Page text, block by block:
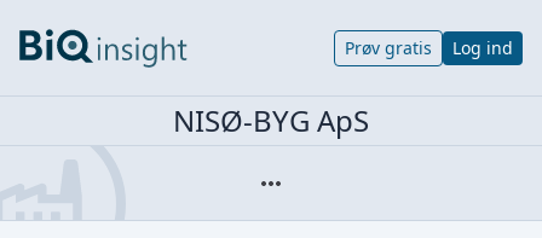
Prøv gratis Log ind
NISØ-BYG ApS